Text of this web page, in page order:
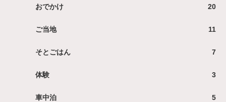
おでかけ 20
ご当地 11
そとごはん 7
体験 3
車中泊 5